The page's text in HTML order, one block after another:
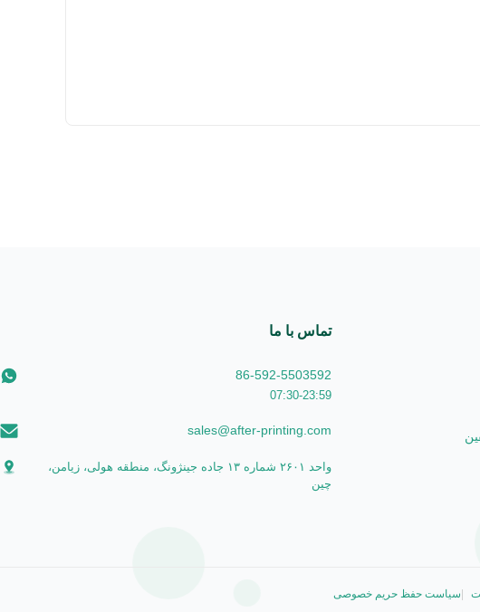
تماس با ما
86-592-5503592
07:30-23:59
sales@after-printing.com
واحد ۲۶۰۱ شماره ۱۳ جاده جینژونگ، منطقه هولی، زیامن،
چین
سیاست حفظ حریم خصوصی